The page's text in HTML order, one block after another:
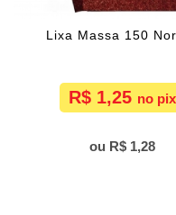
Lixa Massa 150
R$ 1,25
R$ 1,28